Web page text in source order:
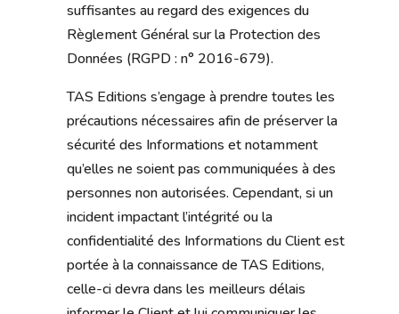
suffisantes au regard des exigences du
Règlement Général sur la Protection des
Données (RGPD : n° 2016-679).
TAS Editions s’engage à prendre toutes les
précautions nécessaires afin de préserver la
sécurité des Informations et notamment
qu’elles ne soient pas communiquées à des
personnes non autorisées. Cependant, si un
incident impactant l’intégrité ou la
confidentialité des Informations du Client est
portée à la connaissance de TAS Editions,
celle-ci devra dans les meilleurs délais